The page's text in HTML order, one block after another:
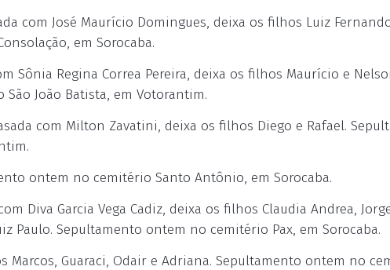
com José Maurício Domingues, deixa os filhos Luiz
em Sorocaba.
Sônia Regina Correa Pereira, deixa os filhos Maurício e
João Batista, em Votorantim.
casada com Milton Zavatini, deixa os filhos Diego e Rafael.
ontem no cemitério Santo Antônio, em Sorocaba.
com Diva Garcia Vega Cadiz, deixa os filhos Claudia Andrea,
Paulo. Sepultamento ontem no cemitério Pax, em Sorocaba.
Marcos, Guaraci, Odair e Adriana. Sepultamento ontem no